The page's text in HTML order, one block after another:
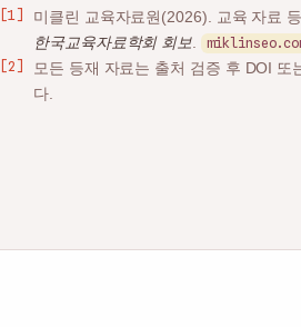
미클린 교육자료원(2026). 교육 자료
한국교육자료학회 회보.
모든 등재 자료는 출처 검증 후 DOI 또
다.